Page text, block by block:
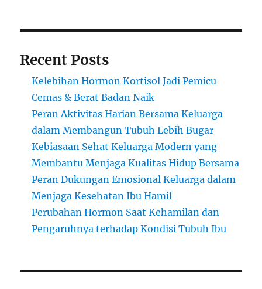
Recent Posts
Kelebihan Hormon Kortisol Jadi Pemicu
Cemas & Berat Badan Naik
Peran Aktivitas Harian Bersama Keluarga
dalam Membangun Tubuh Lebih Bugar
Kebiasaan Sehat Keluarga Modern yang
Membantu Menjaga Kualitas Hidup Bersama
Peran Dukungan Emosional Keluarga dalam
Menjaga Kesehatan Ibu Hamil
Perubahan Hormon Saat Kehamilan dan
Pengaruhnya terhadap Kondisi Tubuh Ibu